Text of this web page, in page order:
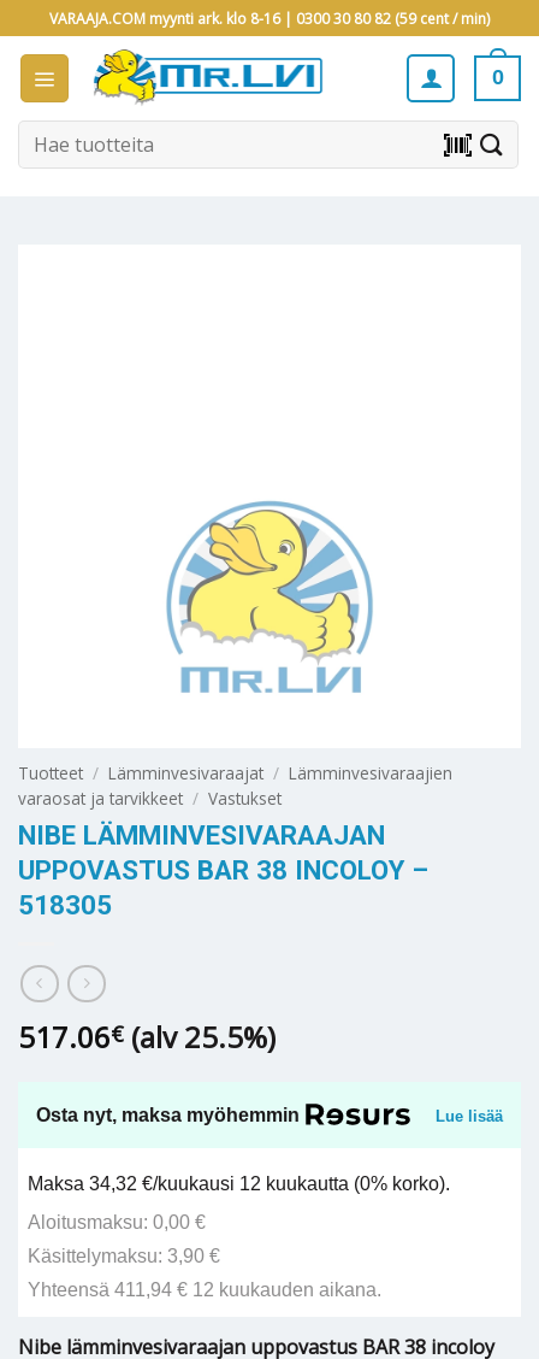
to
content
VARAAJA.COM myynti ark. klo 8-16 | 0300 30 80 82 (59 cent / min)
0
Etsi: barcode_scanner
Tuotteet / Lämminvesivaraajat / Lämminvesivaraajien
varaosat ja tarvikkeet / Vastukset
NIBE LÄMMINVESIVARAAJAN
UPPOVASTUS BAR 38 INCOLOY –
518305
517.06€ (alv 25.5%)
Osta nyt, maksa myöhemmin Lue lisää
Maksa 34,32 €/kuukausi 12 kuukautta (0% korko).
Aloitusmaksu: 0,00 €
Käsittelymaksu: 3,90 €
Yhteensä 411,94 € 12 kuukauden aikana.
Nibe lämminvesivaraajan uppovastus BAR 38 incoloy